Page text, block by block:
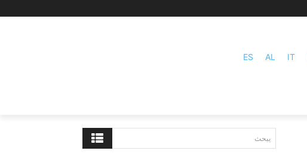
ES AL IT
يبحث